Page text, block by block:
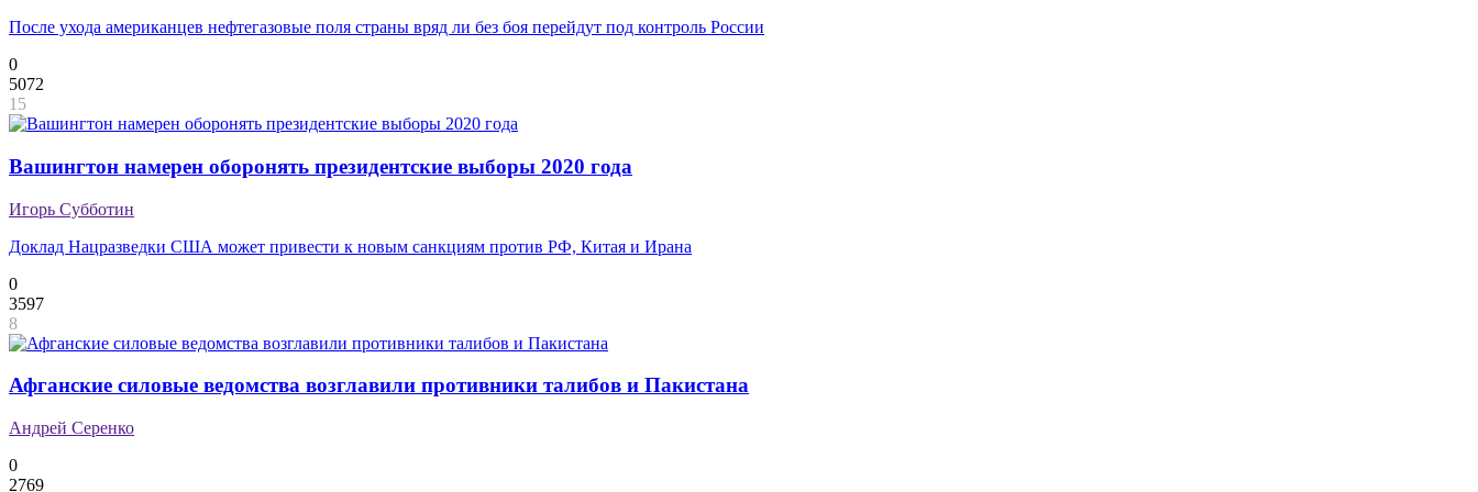
После ухода американцев нефтегазовые поля страны вряд ли без боя перейдут под контроль России
0
5072
15
Вашингтон намерен оборонять президентские выборы 2020 года
Игорь Субботин
Доклад Нацразведки США может привести к новым санкциям против РФ, Китая и Ирана
0
3597
8
Афганские силовые ведомства возглавили противники талибов и Пакистана
Андрей Серенко
0
2769